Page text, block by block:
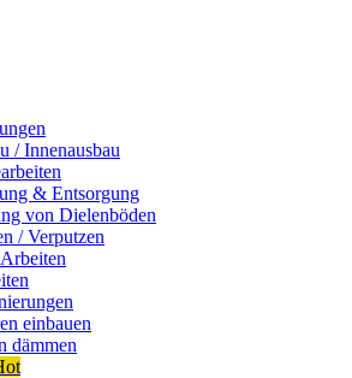
/ Innenausbau
& Entsorgung
von Dielenböden
/ Verputzen
einbauen
dämmen